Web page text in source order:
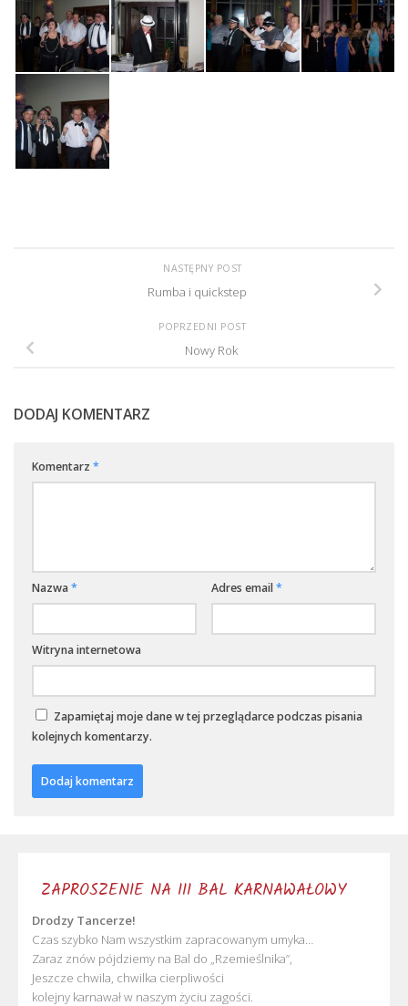
NASTĘPNY POST
Rumba i quickstep
POPRZEDNI POST
Nowy Rok
DODAJ KOMENTARZ
Komentarz *
Nazwa * Adres email*
Witryna internetowa
Zapamiętaj moje dane w tej przeglądarce podczas pisania
kolejnych komentarzy.
ZAPROSZENIE NA III BAL KARNAWAŁOWY
Drodzy Tancerze!
Czas szybko Nam wszystkim zapracowanym umyka…
Zaraz znów pójdziemy na Bal do „Rzemieślnika”,
Jeszcze chwila, chwilka cierpliwości
kolejny karnawał w naszym życiu zagości.